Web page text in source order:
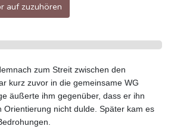
auf zuzuhören
zum Streit zwischen den
kurz zuvor in die gemeinsame WG
äußerte ihm gegenüber, dass er ihn
Orientierung nicht dulde. Später kam es